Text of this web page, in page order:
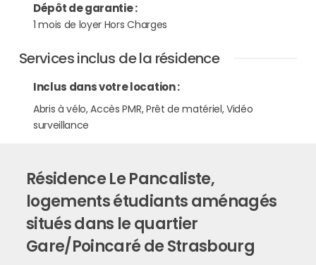
Dépôt de garantie:
1 mois de loyer Hors Charges
Services inclus de la résidence
Inclus dans votre location :
Abris à vélo, Accès PMR, Prêt de matériel, Vidéo
surveillance
Résidence Le Pancaliste,
logements étudiants aménagés
situés dans le quartier
Gare/Poincaré de Strasbourg